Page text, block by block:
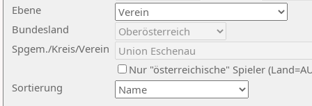
Ebene
Sortierung
Bundesland
Spgem./Kreis/Verein
Nur "österreichische" Spieler